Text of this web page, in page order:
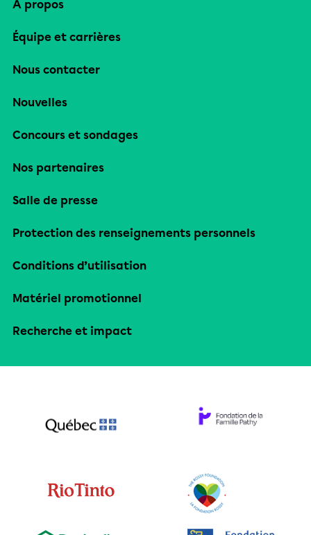
À propos
Équipe et carrières
Nous contacter
Nouvelles
Concours et sondages
Nos partenaires
Salle de presse
Protection des renseignements personnels
Conditions d’utilisation
Matériel promotionnel
Recherche et impact